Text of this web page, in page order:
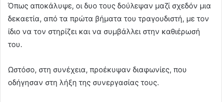
Όπως αποκάλυψε, οι δυο τους δούλεψαν μαζί σχεδόν μια
δεκαετία, από τα πρώτα βήματα του τραγουδιστή, με τον
ίδιο να τον στηρίζει και να συμβάλλει στην καθιέρωσή
του.
Ωστόσο, στη συνέχεια, προέκυψαν διαφωνίες, που
οδήγησαν στη λήξη της συνεργασίας τους.